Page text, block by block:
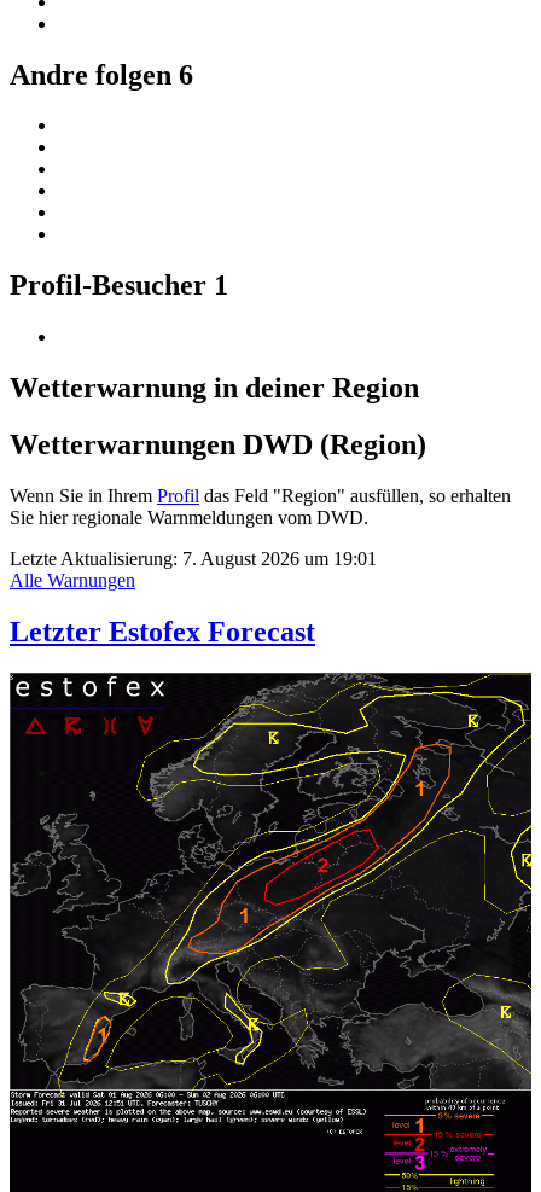
Andre folgen 6
Profil-Besucher 1
Wetterwarnung in deiner Region
Wetterwarnungen DWD (Region)
Wenn Sie in Ihrem Profil das Feld "Region" ausfüllen, so erhalten
Sie hier regionale Warnmeldungen vom DWD.
Letzte Aktualisierung: 7. August 2026 um 19:01
Alle Warnungen
Letzter Estofex Forecast